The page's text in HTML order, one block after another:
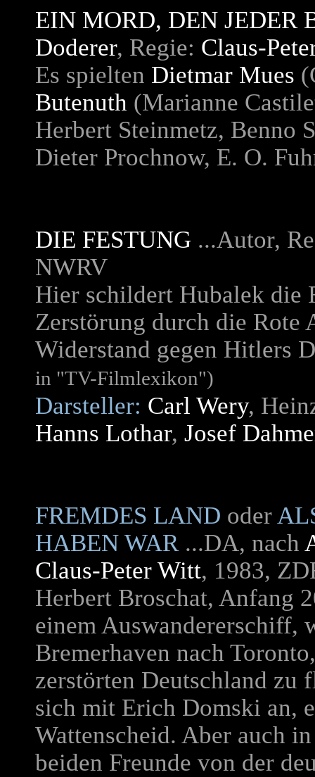
EIN MORD, DEN JEDER
Doderer, Regie: Claus-
Es spielten Dietmar Mues
Butenuth (Marianne
Herbert Steinmetz, Benno
Dieter Prochnow, E. O.
DIE FESTUNG ...Autor,
NWRV
Hier schildert Hubalek die
Zerstörung durch die Rote
Widerstand gegen Hitlers
in "TV-Filmlexikon")
Darsteller: Carl Wery,
Hanns Lothar, Josef
FREMDES LAND oder
HABEN WAR ...DA, nach
Claus-Peter Witt, 1983,
Herbert Broschat, Anfang
einem Auswandererschiff,
Bremerhaven nach
zerstörten Deutschland zu
sich mit Erich Domski an,
Wattenscheid. Aber auch
beiden Freunde von der